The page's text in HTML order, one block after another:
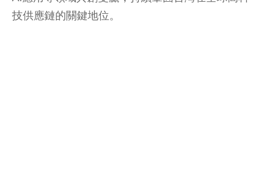
技供應鏈的關鍵地位。